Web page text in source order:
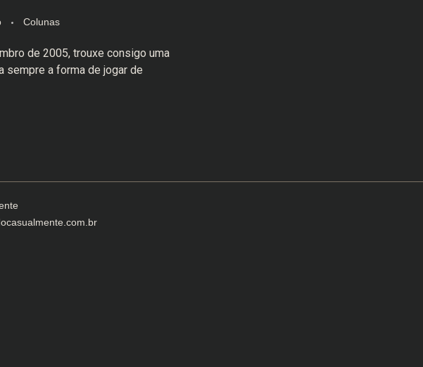
Colunas
de 2005, trouxe consigo uma
sempre a forma de jogar de